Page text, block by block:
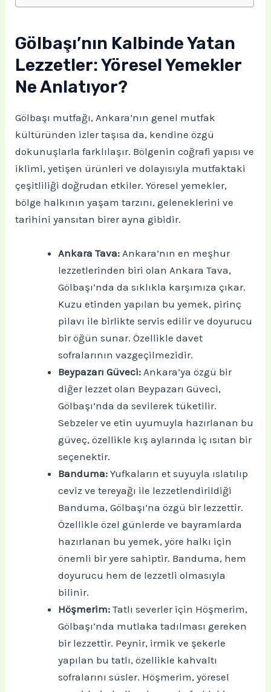
Gölbaşı’nın Kalbinde Yatan
Lezzetler: Yöresel Yemekler
Ne Anlatıyor?
Gölbaşı mutfağı, Ankara’nın genel mutfak
kültüründen izler taşısa da, kendine özgü
dokunuşlarla farklılaşır. Bölgenin coğrafi yapısı ve
iklimi, yetişen ürünleri ve dolayısıyla mutfaktaki
çeşitliliği doğrudan etkiler. Yöresel yemekler,
bölge halkının yaşam tarzını, geleneklerini ve
tarihini yansıtan birer ayna gibidir.
Ankara Tava: Ankara’nın en meşhur
lezzetlerinden biri olan Ankara Tava,
Gölbaşı’nda da sıklıkla karşımıza çıkar.
Kuzu etinden yapılan bu yemek, pirinç
pilavı ile birlikte servis edilir ve doyurucu
bir öğün sunar. Özellikle davet
sofralarının vazgeçilmezidir.
Beypazarı Güveci: Ankara’ya özgü bir
diğer lezzet olan Beypazarı Güveci,
Gölbaşı’nda da sevilerek tüketilir.
Sebzeler ve etin uyumuyla hazırlanan bu
güveç, özellikle kış aylarında iç ısıtan bir
seçenektir.
Banduma: Yufkaların et suyuyla ıslatılıp
ceviz ve tereyağı ile lezzetlendirildiği
Banduma, Gölbaşı’na özgü bir lezzettir.
Özellikle özel günlerde ve bayramlarda
hazırlanan bu yemek, yöre halkı için
önemli bir yere sahiptir. Banduma, hem
doyurucu hem de lezzetli olmasıyla
bilinir.
Höşmerim: Tatlı severler için Höşmerim,
Gölbaşı’nda mutlaka tadılması gereken
bir lezzettir. Peynir, irmik ve şekerle
yapılan bu tatlı, özellikle kahvaltı
sofralarını süsler. Höşmerim, yöresel